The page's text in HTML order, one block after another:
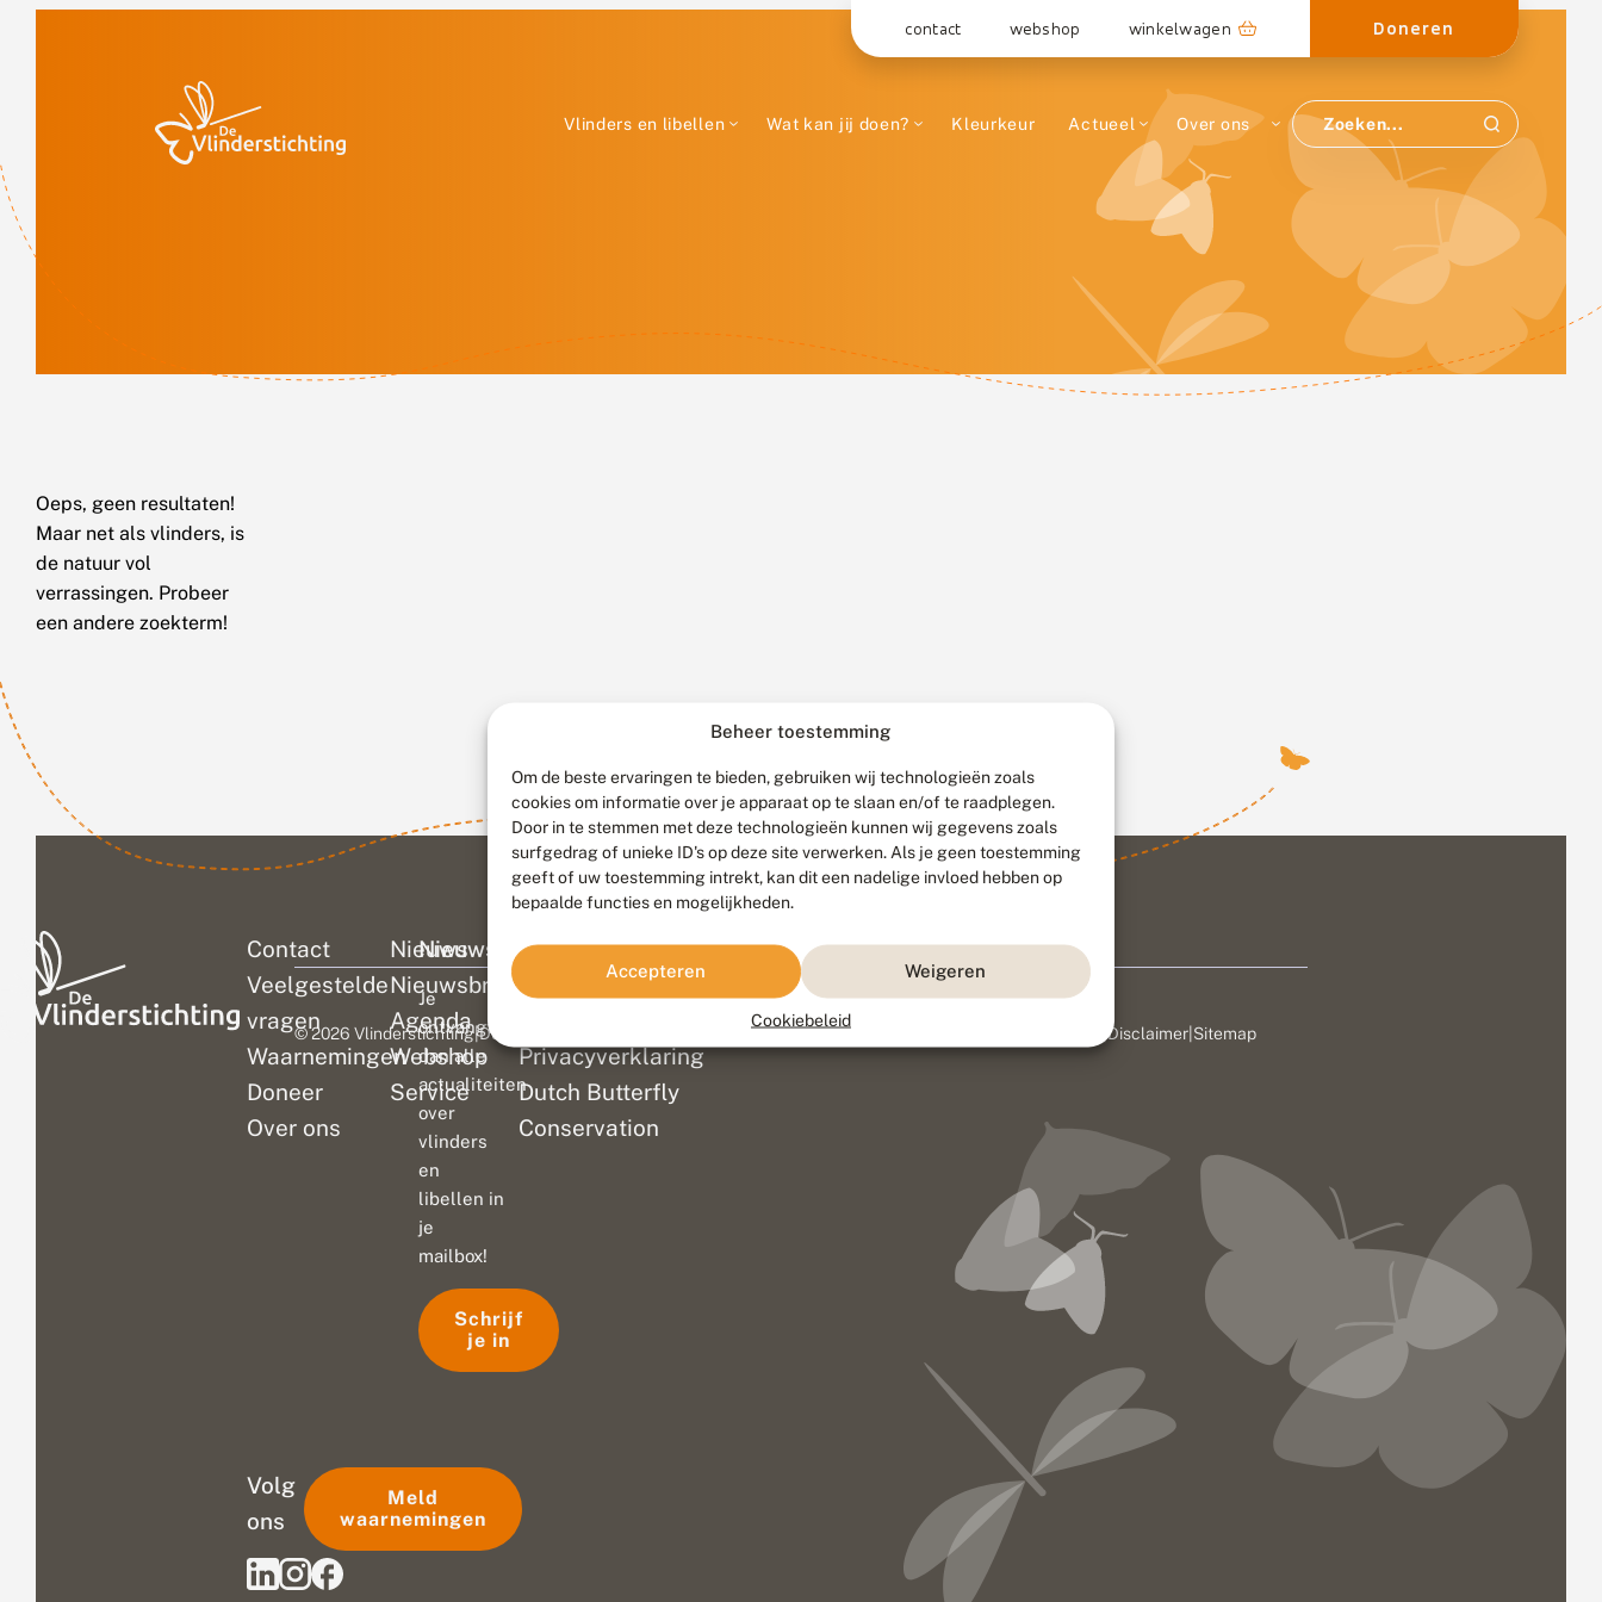
Beheer toestemming
Om de beste ervaringen te bieden, gebruiken wij technologieën zoals
cookies om informatie over je apparaat op te slaan en/of te raadplegen.
Door in te stemmen met deze technologieën kunnen wij gegevens zoals
surfgedrag of unieke ID's op deze site verwerken. Als je geen toestemming
geeft of uw toestemming intrekt, kan dit een nadelige invloed hebben op
bepaalde functies en mogelijkheden.
Accepteren Weigeren
Cookiebeleid
contact webshop winkelwagen Doneren
Vlinders en libellen Wat kan jij doen? Kleurkeur Actueel Over ons
Oeps, geen resultaten!
Maar net als vlinders, is
de natuur vol
verrassingen. Probeer
een andere zoekterm!
Contact
Veelgestelde
vragen
Waarnemingen
Doneer
Over ons
Nieuws
Nieuwsbrief
Agenda
Webshop
Service
Colofon
Disclaimer
Privacyverklaring
Dutch Butterfly
Conservation
Nieuwsbrief
Je
ontvangt
dan alle
actualiteiten
over
vlinders
en
libellen in
je
mailbox!
Schrijf
je in
Volg
ons
Meld
waarnemingen
© 2026 Vlinderstichting|Duurzaam ontwikkeld door Go2People, ontworpen door Disclaimer Sitemap